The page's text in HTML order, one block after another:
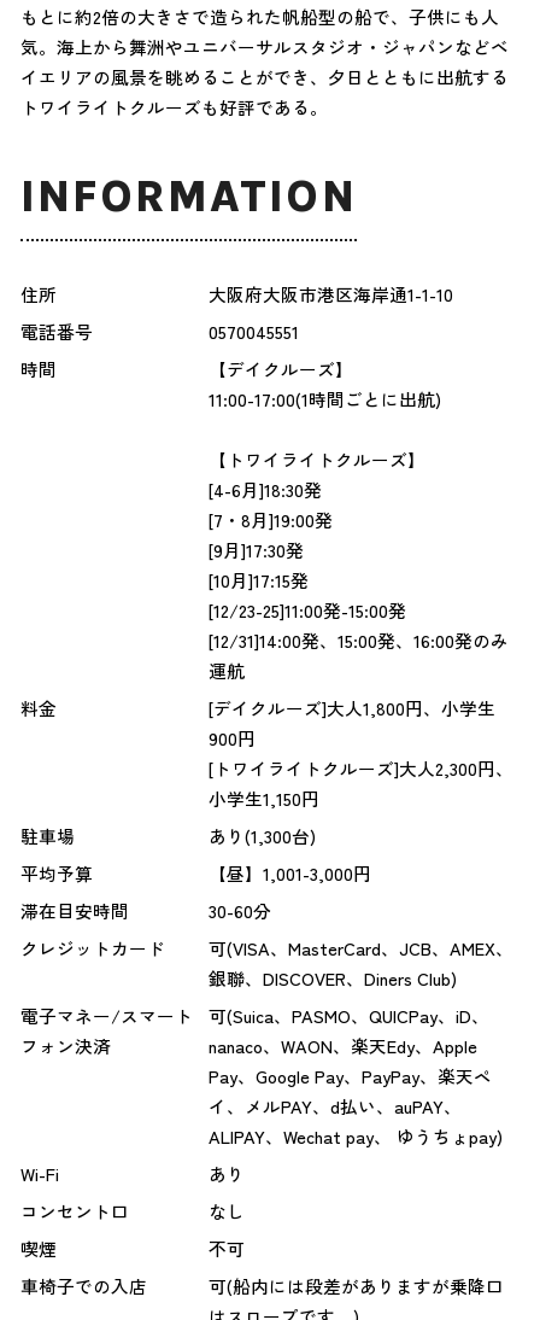
もとに約2倍の大きさで造られた帆船型の船で、子供にも人
気。海上から舞洲やユニバーサルスタジオ・ジャパンなどベ
イエリアの風景を眺めることができ、夕日とともに出航する
トワイライトクルーズも好評である。
INFORMATION
住所
大阪府大阪市港区海岸通1-1-10
電話番号
0570045551
時間
【デイクルーズ】
11:00-17:00(1時間ごとに出航)
【トワイライトクルーズ】
[4-6月]18:30発
[7・8月]19:00発
[9月]17:30発
[10月]17:15発
[12/23-25]11:00発-15:00発
[12/31]14:00発、15:00発、16:00発のみ
運航
料金
[デイクルーズ]大人1,800円、小学生
900円
[トワイライトクルーズ]大人2,300円、
小学生1,150円
駐車場
あり(1,300台)
平均予算
【昼】1,001-3,000円
滞在目安時間
30-60分
クレジットカード
可(VISA、MasterCard、JCB、AMEX、
銀聯、DISCOVER、Diners Club)
電子マネー/スマート
フォン決済
可(Suica、PASMO、QUICPay、iD、
nanaco、WAON、楽天Edy、Apple
Pay、Google Pay、PayPay、楽天ペ
イ、メルPAY、d払い、auPAY、
ALIPAY、Wechat pay、 ゆうちょpay)
Wi-Fi
あり
コンセント口
なし
喫煙
不可
車椅子での入店
可(船内には段差がありますが乗降口